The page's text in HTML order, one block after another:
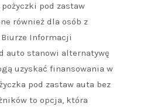
pod zastaw
również dla osób z
Informacji
auto stanowi alternatywę
uzyskać finansowania w
pod zastaw auta bez
to opcja, która